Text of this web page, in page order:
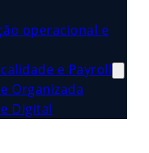
operacional e
e Payroll
Organizada
Digital